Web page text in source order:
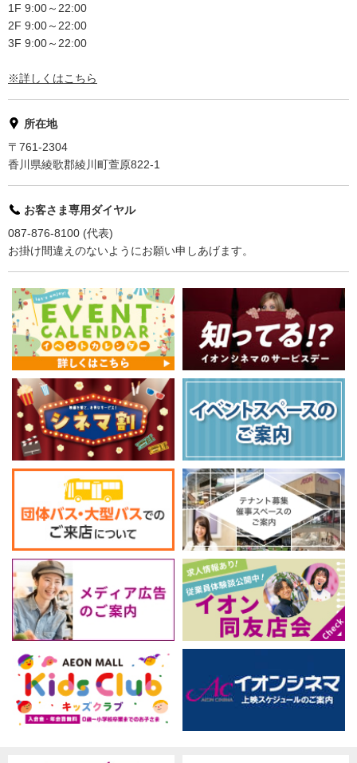
1F 9:00～22:00
2F 9:00～22:00
3F 9:00～22:00
※詳しくはこちら
所在地
〒761-2304
香川県綾歌郡綾川町萱原822-1
お客さま専用ダイヤル
087-876-8100 (代表)
お掛け間違えのないようにお願い申しあげます。